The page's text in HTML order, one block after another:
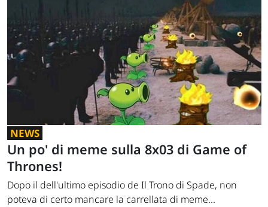
NEWS
Un po' di meme sulla 8x03 di Game of
Thrones!
Dopo il dell'ultimo episodio de Il Trono di Spade, non
poteva di certo mancare la carrellata di meme...